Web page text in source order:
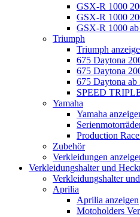
GSX-R 1000
GSX-R 1000
GSX-R 1000
Triumph
Triumph
675 Daytona
675 Daytona
675 Daytona ab
SPEED
Yamaha
Yamaha
Production
Zubehör
Verkleidungen
Verkleidungshalter und
Verkleidungshalter
Aprilia
Aprilia anzeigen
Motoholders